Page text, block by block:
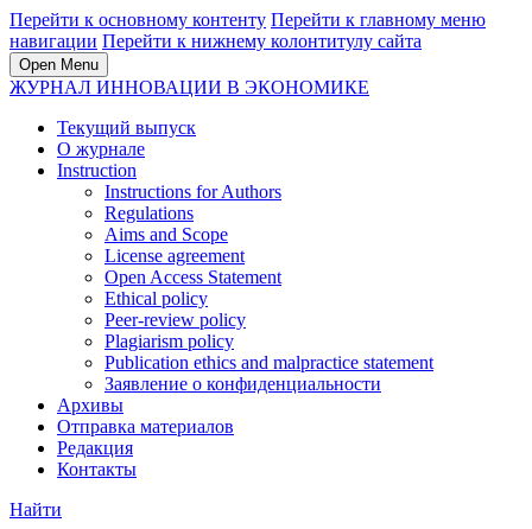
Перейти к основному контенту Перейти к главному меню
навигации Перейти к нижнему колонтитулу сайта
Open Menu
ЖУРНАЛ ИННОВАЦИИ В ЭКОНОМИКЕ
Текущий выпуск
О журнале
Instruction
Instructions for Authors
Regulations
Aims and Scope
License agreement
Open Access Statement
Ethical policy
Peer-review policy
Plagiarism policy
Publication ethics and malpractice statement
Заявление о конфиденциальности
Архивы
Отправка материалов
Редакция
Контакты
Найти